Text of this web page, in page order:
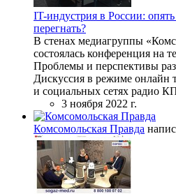
IT-индустрия в России: опять
перегнать?
В стенах медиагруппы
состоялась конференция на
Проблемы и перспективы
Дискуссия в режиме онлайн
и социальных сетях радио
3 ноября 2022 г.
Комсомольская Правда